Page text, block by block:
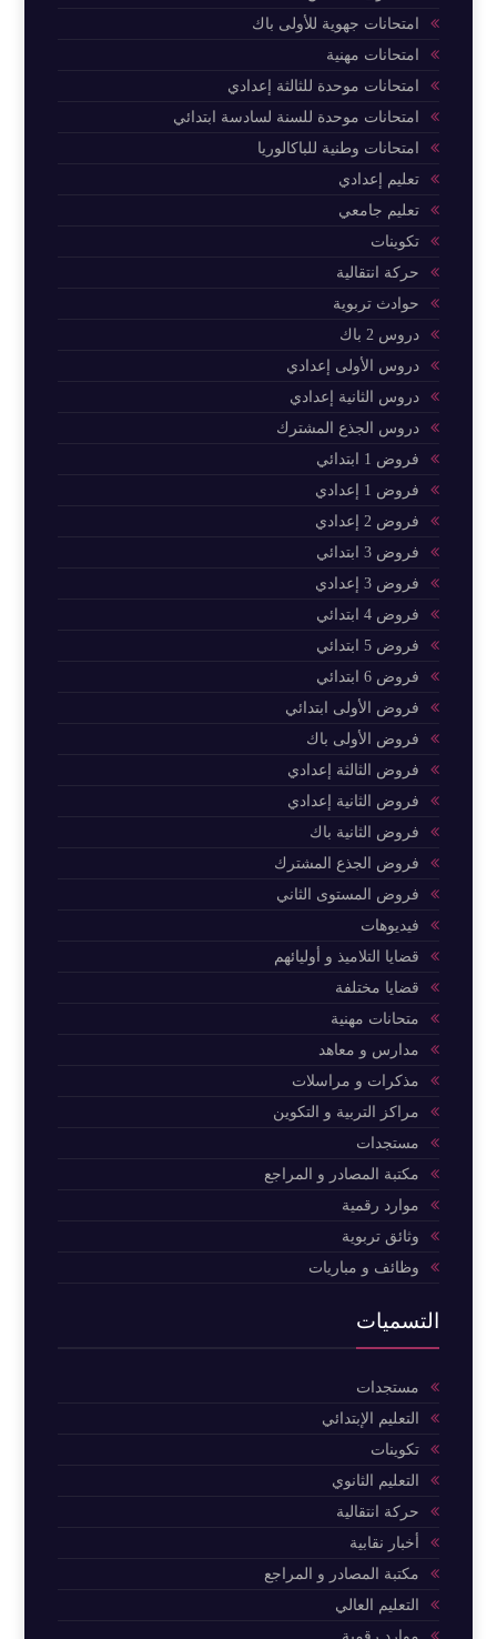
امتحانات جهوية للأولى باك
امتحانات مهنية
امتحانات موحدة للثالثة إعدادي
امتحانات موحدة للسنة لسادسة ابتدائي
امتحانات وطنية للباكالوريا
تعليم إعدادي
تعليم جامعي
تكوينات
حركة انتقالية
حوادث تربوية
دروس 2 باك
دروس الأولى إعدادي
دروس الثانية إعدادي
دروس الجذع المشترك
فروض 1 ابتدائي
فروض 1 إعدادي
فروض 2 إعدادي
فروض 3 ابتدائي
فروض 3 إعدادي
فروض 4 ابتدائي
فروض 5 ابتدائي
فروض 6 ابتدائي
فروض الأولى ابتدائي
فروض الأولى باك
فروض الثالثة إعدادي
فروض الثانية إعدادي
فروض الثانية باك
فروض الجذع المشترك
فروض المستوى الثاني
فيديوهات
قضايا التلاميذ و أوليائهم
قضايا مختلفة
متحانات مهنية
مدارس و معاهد
مذكرات و مراسلات
مراكز التربية و التكوين
مستجدات
مكتبة المصادر و المراجع
موارد رقمية
وثائق تربوية
وظائف و مباريات
التسميات
مستجدات
التعليم الإبتدائي
تكوينات
التعليم الثانوي
حركة انتقالية
أخبار نقابية
مكتبة المصادر و المراجع
التعليم العالي